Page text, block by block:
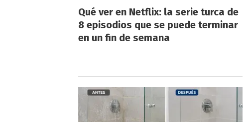
Qué ver en Netflix: la serie turca de
8 episodios que se puede terminar
en un fin de semana